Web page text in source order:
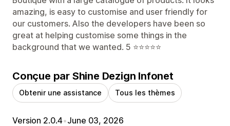
amazing, is easy to customise and user friendly for
our customers. Also the developers have been so
great at helping customise some things in the
background that we wanted. 5 ⭐️⭐️⭐️⭐️⭐️
Conçue par Shine Dezign Infonet
Obtenir une assistance Tous les thèmes
Version 2.0.4•June 03, 2026